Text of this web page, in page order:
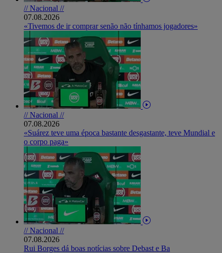
// Nacional //
07.08.2026
«Tivemos de ir comprar senão não tínhamos jogadores»
// Nacional //
07.08.2026
«Suárez teve uma época bastante desgastante, teve Mundial e
o corpo paga»
// Nacional //
07.08.2026
Rui Borges dá boas notícias sobre Debast e Ba